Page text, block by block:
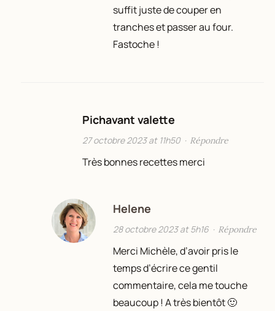
suffit juste de couper en
tranches et passer au four.
Fastoche !
Pichavant valette
27 octobre 2023 at 11h50· Répondre
Très bonnes recettes merci
Helene
28 octobre 2023 at 5h16· Répondre
Merci Michèle, d’avoir pris le
temps d’écrire ce gentil
commentaire, cela me touche
beaucoup ! A très bientôt 🙂